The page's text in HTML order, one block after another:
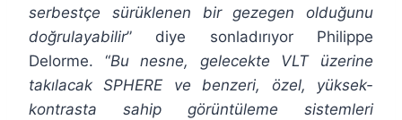
serbestçe sürüklenen bir gezegen olduğunu
doğrulayabilir” diye sonladırıyor Philippe
Delorme. “Bu nesne, gelecekte VLT üzerine
takılacak SPHERE ve benzeri, özel, yüksek-
kontrasta sahip görüntüleme sistemleri